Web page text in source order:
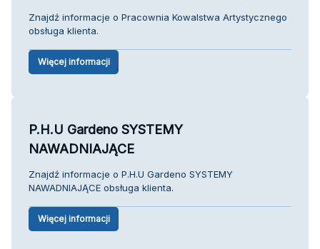
Znajdź informacje o Pracownia Kowalstwa Artystycznego
obsługa klienta.
Więcej informacji
P.H.U Gardeno SYSTEMY
NAWADNIAJĄCE
Znajdź informacje o P.H.U Gardeno SYSTEMY
NAWADNIAJĄCE obsługa klienta.
Więcej informacji